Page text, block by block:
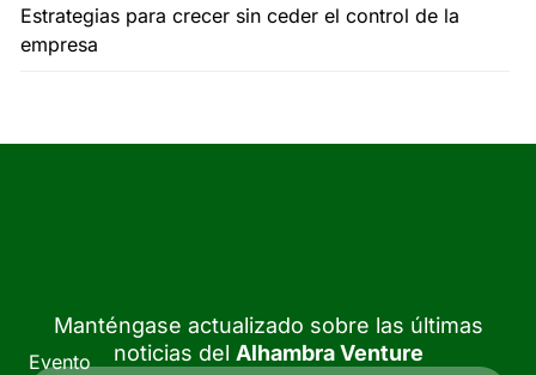
Estrategias para crecer sin ceder el control de la
empresa
Evento
Manténgase actualizado sobre las últimas
noticias del Alhambra Venture